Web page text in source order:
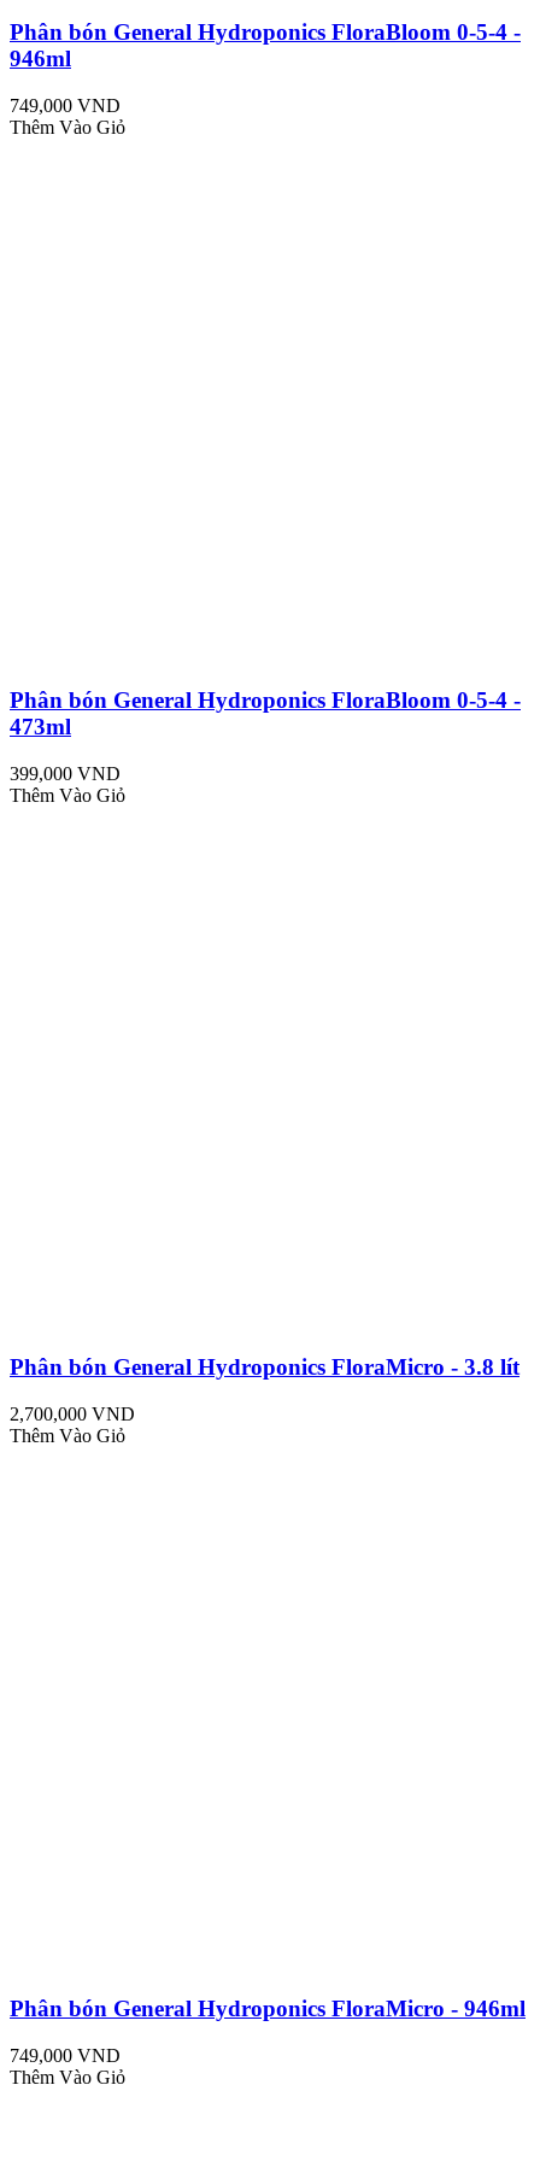
Phân bón General Hydroponics FloraBloom 0-5-4 -
946ml
749,000 VND
Thêm Vào Giỏ
Phân bón General Hydroponics FloraBloom 0-5-4 -
473ml
399,000 VND
Thêm Vào Giỏ
Phân bón General Hydroponics FloraMicro - 3.8 lít
2,700,000 VND
Thêm Vào Giỏ
Phân bón General Hydroponics FloraMicro - 946ml
749,000 VND
Thêm Vào Giỏ